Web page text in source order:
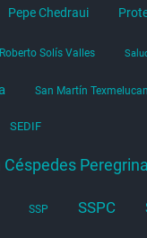
Pepe Chedraui
Roberto Solís Valles
San Martín Texmelucan
SEDIF
Peregrina
SSP SSPC